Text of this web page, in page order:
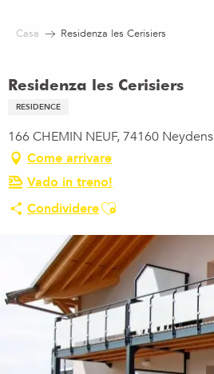
Casa Residenza les Cerisiers
Residenza les Cerisiers
RESIDENCE
166 CHEMIN NEUF, 74160 Neydens
Come arrivare
Vado in treno!
CondividereAjouter aux favoris